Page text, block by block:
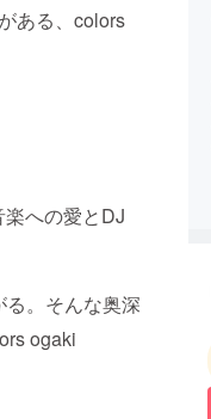
ある、colors
への愛とDJ
。そんな奥深
ogaki